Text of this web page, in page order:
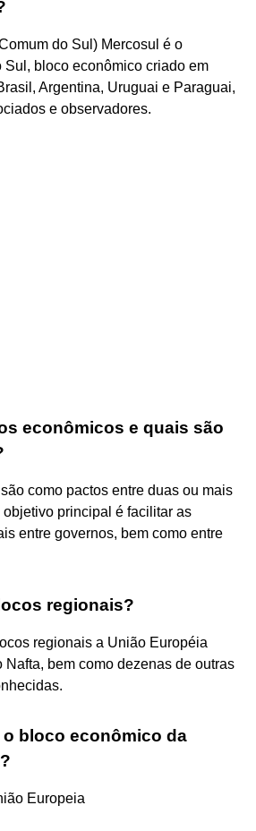
do Sul) Mercosul é o
Sul, bloco econômico criado em
Argentina, Uruguai e Paraguai,
e observadores.
econômicos e quais são
como pactos entre duas ou mais
principal é facilitar as
entre governos, bem como entre
regionais?
regionais a União Européia
Nafta, bem como dezenas de outras
bloco econômico da
Europeia